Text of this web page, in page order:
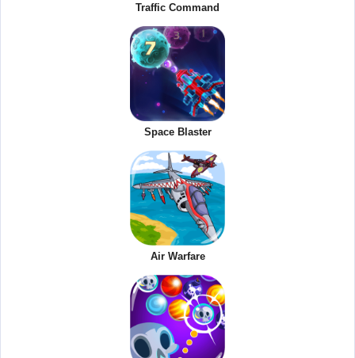
Traffic Command
Space Blaster
Air Warfare